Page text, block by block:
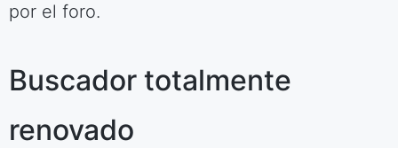
por el foro.
Buscador totalmente
renovado